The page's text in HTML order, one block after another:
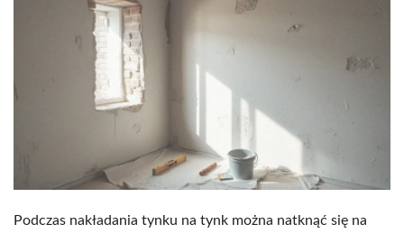
Podczas nakładania tynku na tynk można natknąć się na